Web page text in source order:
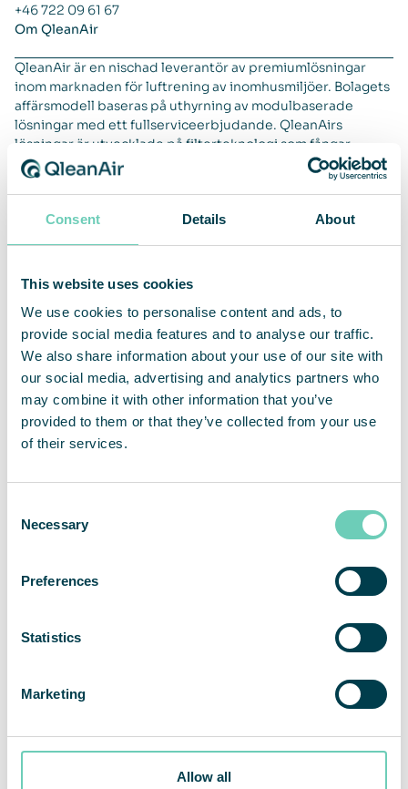
Consent Details About
This website uses cookies
We use cookies to personalise content and ads, to
provide social media features and to analyse our traffic.
We also share information about your use of our site with
our social media, advertising and analytics partners who
may combine it with other information that you’ve
provided to them or that they’ve collected from your use
of their services.
Selection
Necessary
Preferences
Statistics
Marketing
Allow all
+46 722 09 61 67
Om QleanAir
QleanAir är en nischad leverantör av premiumlösningar
inom marknaden för luftrening av inomhusmiljöer. Bolagets
affärsmodell baseras på uthyrning av modulbaserade
lösningar med ett fullserviceerbjudande. QleanAirs
lösningar är utvecklade på filterteknologi som fångar,
filtrerar och recirkulerar inomhusluft. Verksamhetens
huvudmarknader är EMEA, APAC och Americas. QleanAir
Nasdaq First North Premier Growth Market med kortnamn